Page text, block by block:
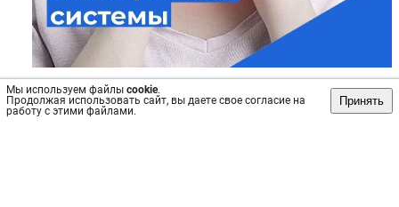
Мы используем файлы cookie.
Продолжая использовать сайт, вы даете свое согласие на
работу с этими файлами.
Принять
Источник: https://vk.com/wall-203553687_2112
Пост№26627, опубликован20 мая 2024